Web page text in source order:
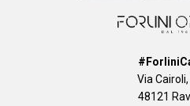
Via
48121